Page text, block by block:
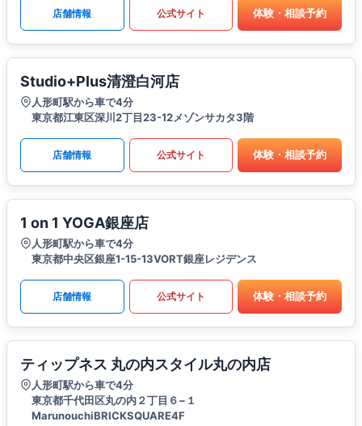
店舗情報 公式サイト 体験・相談予約
Studio+Plus清澄白河店
人形町駅から車で4分
東京都江東区深川2丁目23-12メゾンサカタ3階
店舗情報 公式サイト 体験・相談予約
1 on 1 YOGA銀座店
人形町駅から車で4分
東京都中央区銀座1-15-13VORT銀座レジデンス
店舗情報 公式サイト 体験・相談予約
ティップネス 丸の内スタイル丸の内店
人形町駅から車で4分
東京都千代田区丸の内２丁目６−１
MarunouchiBRICKSQUARE4F